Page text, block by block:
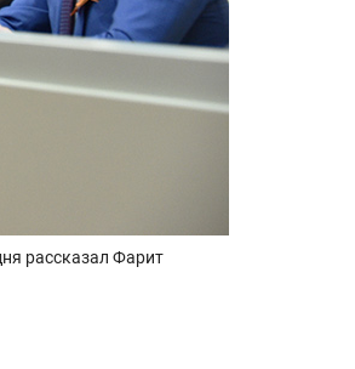
рассказал Фарит